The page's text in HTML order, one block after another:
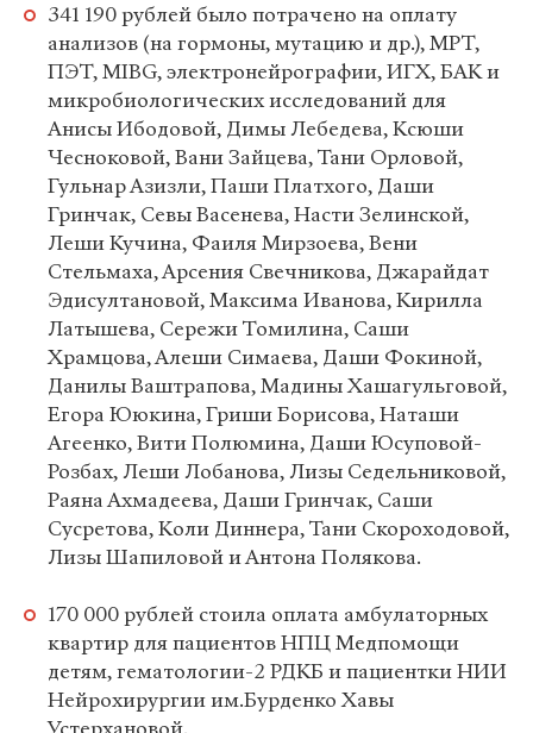
341 190 рублей было потрачено на оплату
анализов (на гормоны, мутацию и др.), МРТ,
ПЭТ, MIBG, электронейрографии, ИГХ, БАК и
микробиологических исследований для
Анисы Ибодовой, Димы Лебедева, Ксюши
Чесноковой, Вани Зайцева, Тани Орловой,
Гульнар Азизли, Паши Платхого, Даши
Гринчак, Севы Васенева, Насти Зелинской,
Леши Кучина, Фаиля Мирзоева, Вени
Стельмаха, Арсения Свечникова, Джарайдат
Эдисултановой, Максима Иванова, Кирилла
Латышева, Сережи Томилина, Саши
Храмцова, Алеши Симаева, Даши Фокиной,
Данилы Ваштрапова, Мадины Хашагульговой,
Егора Ююкина, Гриши Борисова, Наташи
Агеенко, Вити Полюмина, Даши Юсуповой-
Розбах, Леши Лобанова, Лизы Седельниковой,
Раяна Ахмадеева, Даши Гринчак, Саши
Сусретова, Коли Диннера, Тани Скороходовой,
Лизы Шапиловой и Антона Полякова.
170 000 рублей стоила оплата амбулаторных
квартир для пациентов НПЦ Медпомощи
детям, гематологии-2 РДКБ и пациентки НИИ
Нейрохирургии им.Бурденко Хавы